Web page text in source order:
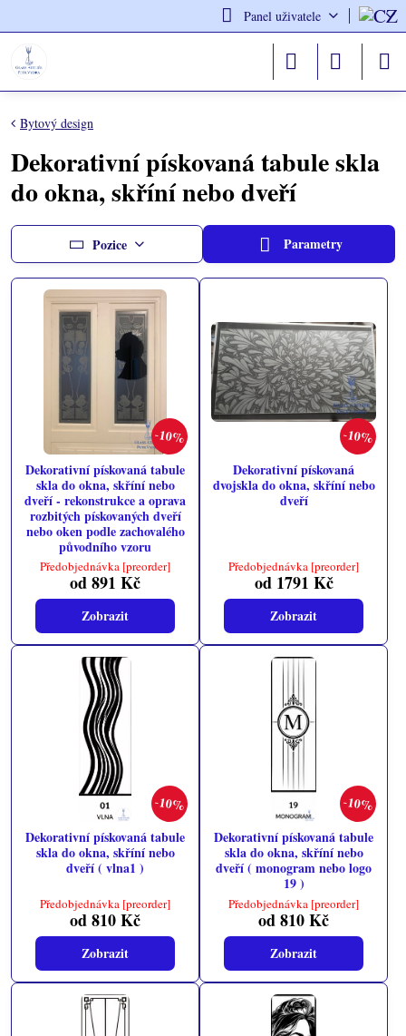
Panel uživatele
Bytový design
Dekorativní pískovaná tabule skla
do okna, skříní nebo dveří
Pozice Parametry
10%
Dekorativní pískovaná tabule
skla do okna, skříní nebo
dveří - rekonstrukce a oprava
rozbitých pískovaných dveří
nebo oken podle zachovalého
původního vzoru
Předobjednávka [preorder]
od 891 Kč
Zobrazit
10%
Dekorativní pískovaná
dvojskla do okna, skříní nebo
dveří
Předobjednávka [preorder]
od 1791 Kč
Zobrazit
10%
Dekorativní pískovaná tabule
skla do okna, skříní nebo
dveří ( vlna1 )
Předobjednávka [preorder]
od 810 Kč
Zobrazit
10%
Dekorativní pískovaná tabule
skla do okna, skříní nebo
dveří ( monogram nebo logo
19 )
Předobjednávka [preorder]
od 810 Kč
Zobrazit